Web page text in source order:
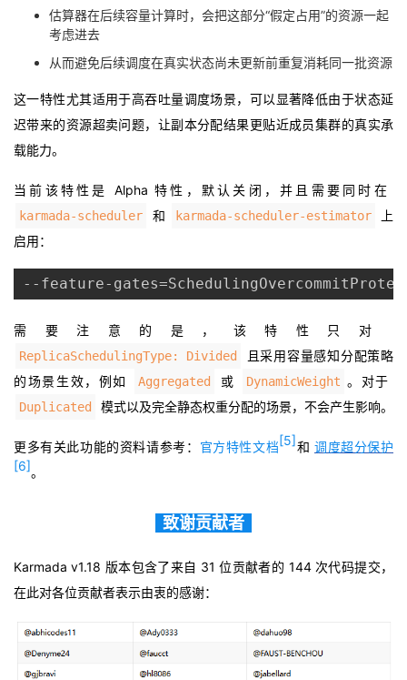
估算器在后续容量计算时，会把这部分“假定占用”的资源一起
考虑进去
从而避免后续调度在真实状态尚未更新前重复消耗同一批资源
这一特性尤其适用于高吞吐量调度场景，可以显著降低由于状态延
迟带来的资源超卖问题，让副本分配结果更贴近成员集群的真实承
载能力。
当前该特性是 Alpha 特性，默认关闭，并且需要同时在
karmada-scheduler 和 karmada-scheduler-estimator
上
启用：
--feature-
需要注意的是，该特性只对
ReplicaSchedulingType: Divided
且采用容量感知分配策略
的场景生效，例如
Aggregated 或 DynamicWeight 。对于
Duplicated 模式以及完全静态权重分配的场景，不会产生影响。
更多有关此功能的资料请参考： 官方特性文档[5]和 调度超分保护
[6]。
致谢贡献者
Karmada v1.18 版本包含了来自 31 位贡献者的 144 次代码提交，
在此对各位贡献者表示由衷的感谢：